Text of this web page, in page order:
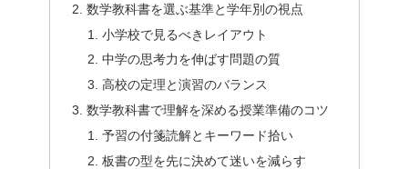
数学教科書を選ぶ基準と学年別の視点
小学校で見るべきレイアウト
中学の思考力を伸ばす問題の質
高校の定理と演習のバランス
数学教科書で理解を深める授業準備のコツ
予習の付箋読解とキーワード拾い
板書の型を先に決めて迷いを減らす